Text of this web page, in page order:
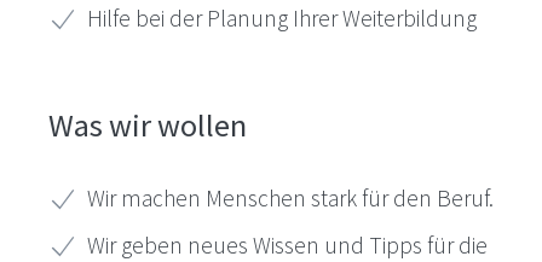
Hilfe bei der Planung Ihrer Weiterbildung
Was wir wollen
Wir machen Menschen stark für den Beruf.
Wir geben neues Wissen und Tipps für die